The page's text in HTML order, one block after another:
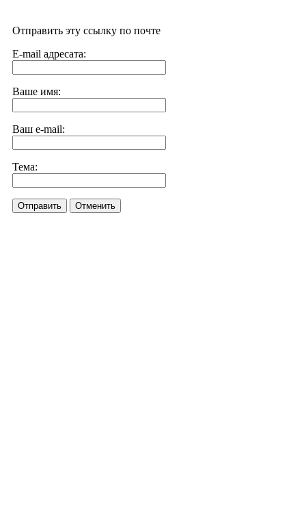
Отправить эту ссылку по почте
E-mail адресата:
Ваше имя:
Ваш e-mail:
Тема:
Отправить Отменить